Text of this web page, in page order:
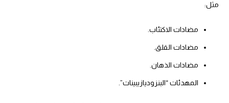
مثل:
مضادات الاكتئاب.
مضادات القلق.
مضادات الذهان.
المهدئات “البنزوديازيبينات”.